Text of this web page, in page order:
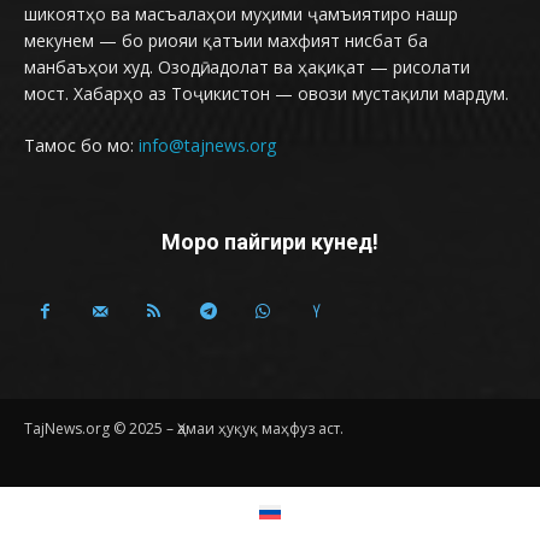
шикоятҳо ва масъалаҳои муҳими ҷамъиятиро нашр
мекунем — бо риояи қатъии махфият нисбат ба
манбаъҳои худ. Озодӣ, адолат ва ҳақиқат — рисолати
мост. Хабарҳо аз Тоҷикистон — овози мустақили мардум.
Тамос бо мо: info@tajnews.org
Моро пайгири кунед!
TajNews.org © 2025 – Ҳамаи ҳуқуқ маҳфуз аст.